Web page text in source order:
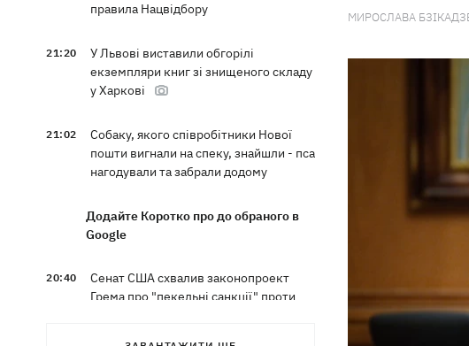
правила Нацвідбору
21:20
У Львові виставили обгорілі
екземпляри книг зі знищеного складу
у Харкові
21:02
Собаку, якого співробітники Нової
пошти вигнали на спеку, знайшли - пса
нагодували та забрали додому
Додайте Коротко про до обраного в
Google
20:40
Сенат США схвалив законопроект
Грема про "пекельні санкції" проти
МИРОСЛАВА